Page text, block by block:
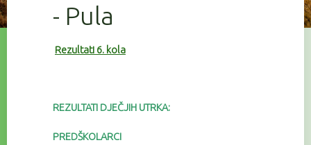
- Pula
Rezultati 6. kola
REZULTATI DJEČJIH UTRKA:
PREDŠKOLARCI